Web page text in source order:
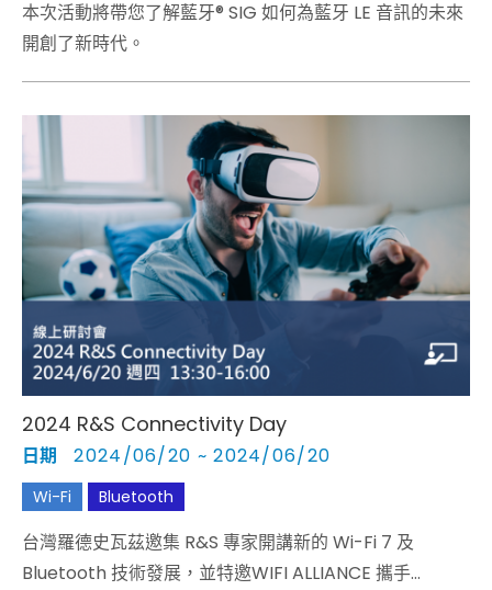
本次活動將帶您了解藍牙® SIG 如何為藍牙 LE 音訊的未來
開創了新時代。
2024 R&S Connectivity Day
日期 2024/06/20 ~ 2024/06/20
Wi-Fi Bluetooth
台灣羅德史瓦茲邀集 R&S 專家開講新的 Wi-Fi 7 及
Bluetooth 技術發展，並特邀WIFI ALLIANCE 攜手